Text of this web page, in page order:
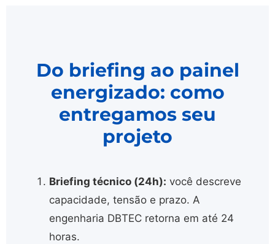
Do briefing ao painel
energizado: como
entregamos seu
projeto
Briefing técnico (24h): você descreve
capacidade, tensão e prazo. A
engenharia DBTEC retorna em até 24
horas.